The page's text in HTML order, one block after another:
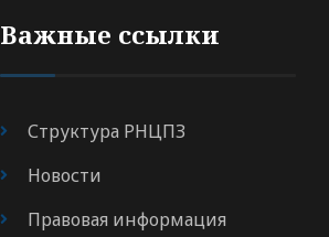
Важные ссылки
Структура РНЦПЗ
Новости
Правовая информация